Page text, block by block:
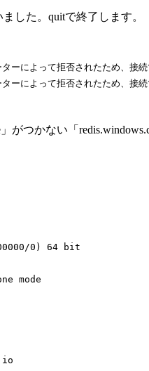
した。quitで終了します。
って拒否されたため、接続で
って拒否されたため、接続で
がつかない「
0) 64 bit
mode